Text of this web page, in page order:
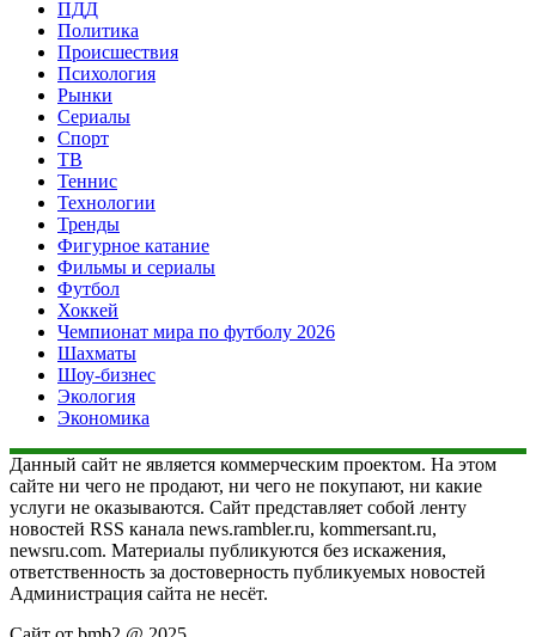
ПДД
Политика
Происшествия
Психология
Рынки
Сериалы
Спорт
ТВ
Теннис
Технологии
Тренды
Фигурное катание
Фильмы и сериалы
Футбол
Хоккей
Чемпионат мира по футболу 2026
Шахматы
Шоу-бизнес
Экология
Экономика
Данный сайт не является коммерческим проектом. На этом
сайте ни чего не продают, ни чего не покупают, ни какие
услуги не оказываются. Сайт представляет собой ленту
новостей RSS канала news.rambler.ru, kommersant.ru,
newsru.com. Материалы публикуются без искажения,
ответственность за достоверность публикуемых новостей
Администрация сайта не несёт.